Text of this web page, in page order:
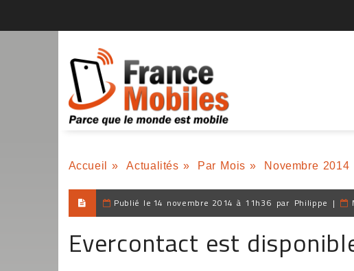
Accueil » Actualités » Par Mois » Novembre 2014
Publié le 14 novembre 2014 à 11h36 par Philippe |
Evercontact est